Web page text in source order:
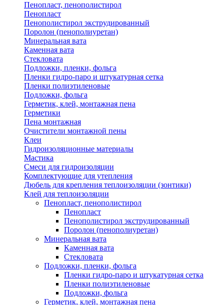
Пенопласт, пенополистирол
Пенопласт
Пенополистирол экструдированный
Поролон (пенополиуретан)
Минеральная вата
Каменная вата
Стекловата
Подложки, пленки, фольга
Пленки гидро-паро и штукатурная сетка
Пленки полиэтиленовые
Подложки, фольга
Герметик, клей, монтажная пена
Герметики
Пена монтажная
Очистители монтажной пены
Клеи
Гидроизоляционные материалы
Мастика
Смеси для гидроизоляции
Комплектующие для утепления
Дюбель для крепления теплоизоляции (зонтики)
Клей для теплоизоляции
Пенопласт, пенополистирол
Пенопласт
Пенополистирол экструдированный
Поролон (пенополиуретан)
Минеральная вата
Каменная вата
Стекловата
Подложки, пленки, фольга
Пленки гидро-паро и штукатурная сетка
Пленки полиэтиленовые
Подложки, фольга
Герметик, клей, монтажная пена